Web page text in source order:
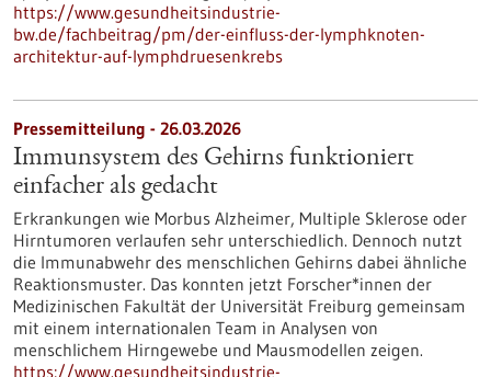
https://www.gesundheitsindustrie-
bw.de/fachbeitrag/pm/der-einfluss-der-lymphknoten-
architektur-auf-lymphdruesenkrebs
Pressemitteilung - 26.03.2026
Immunsystem des Gehirns funktioniert
einfacher als gedacht
Erkrankungen wie Morbus Alzheimer, Multiple Sklerose oder
Hirntumoren verlaufen sehr unterschiedlich. Dennoch nutzt
die Immunabwehr des menschlichen Gehirns dabei ähnliche
Reaktionsmuster. Das konnten jetzt Forscher*innen der
Medizinischen Fakultät der Universität Freiburg gemeinsam
mit einem internationalen Team in Analysen von
menschlichem Hirngewebe und Mausmodellen zeigen.
https://www.gesundheitsindustrie-